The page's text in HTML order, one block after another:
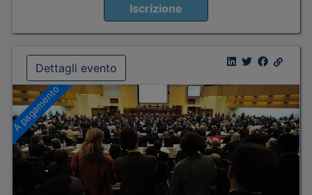
Iscrizione
Dettagli evento
A pagamento